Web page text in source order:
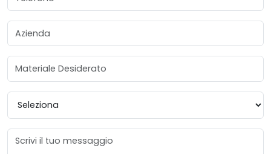
Azienda
Materiale Desiderato
Provincia
Messaggio